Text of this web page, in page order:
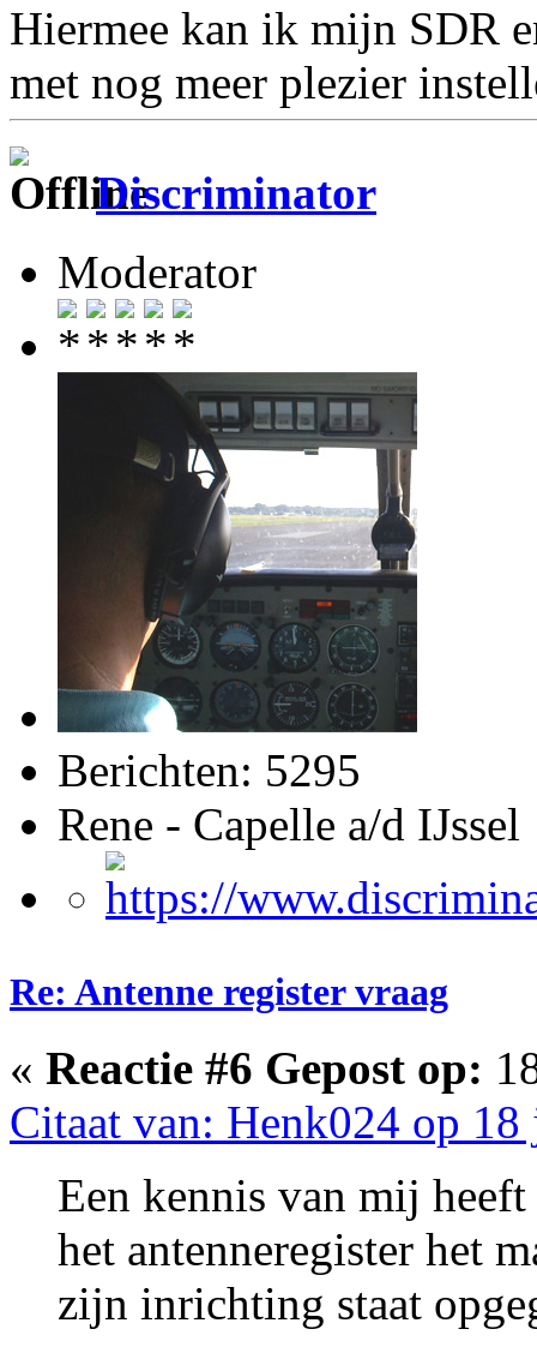
Hiermee kan ik mijn SDR
met nog meer plezier
Discriminator
Moderator
Berichten: 5295
Rene - Capelle a/d IJssel
Re: Antenne register vraag
« Reactie #6 Gepost op:
Citaat van: Henk024 op
Een kennis van mij
het antenneregister het
zijn inrichting staat